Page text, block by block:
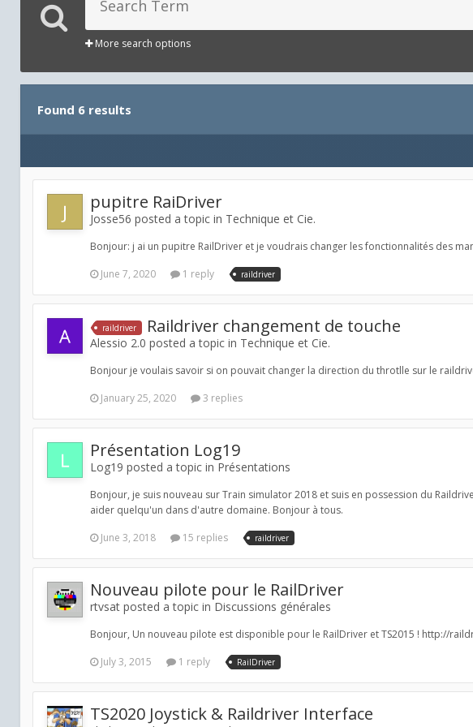
More search options
Found 6 results
pupitre RaiDriver
Josse56 posted a topic in Technique et Cie.
Bonjour: j ai un pupitre RailDriver et je voudrais changer les fonctionnalités des
June 7, 2020
1 reply raildriver
raildriver Raildriver changement de touche
Alessio 2.0 posted a topic in Technique et Cie.
Bonjour je voulais savoir si on pouvait changer la direction du throtlle sur le
January 25, 2020
3 replies
Présentation Log19
Log19 posted a topic in Présentations
Bonjour, je suis nouveau sur Train simulator 2018 et suis en possession du
aider quelqu'un dans d'autre domaine. Bonjour à tous.
June 3, 2018
15 replies raildriver
Nouveau pilote pour le RailDriver
rtvsat posted a topic in Discussions générales
Bonjour, Un nouveau pilote est disponible pour le RailDriver et TS2015 ! http://
July 3, 2015
1 reply RailDriver
TS2020 Joystick & Raildriver Interface